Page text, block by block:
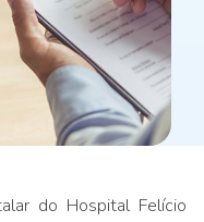
do Hospital Felício